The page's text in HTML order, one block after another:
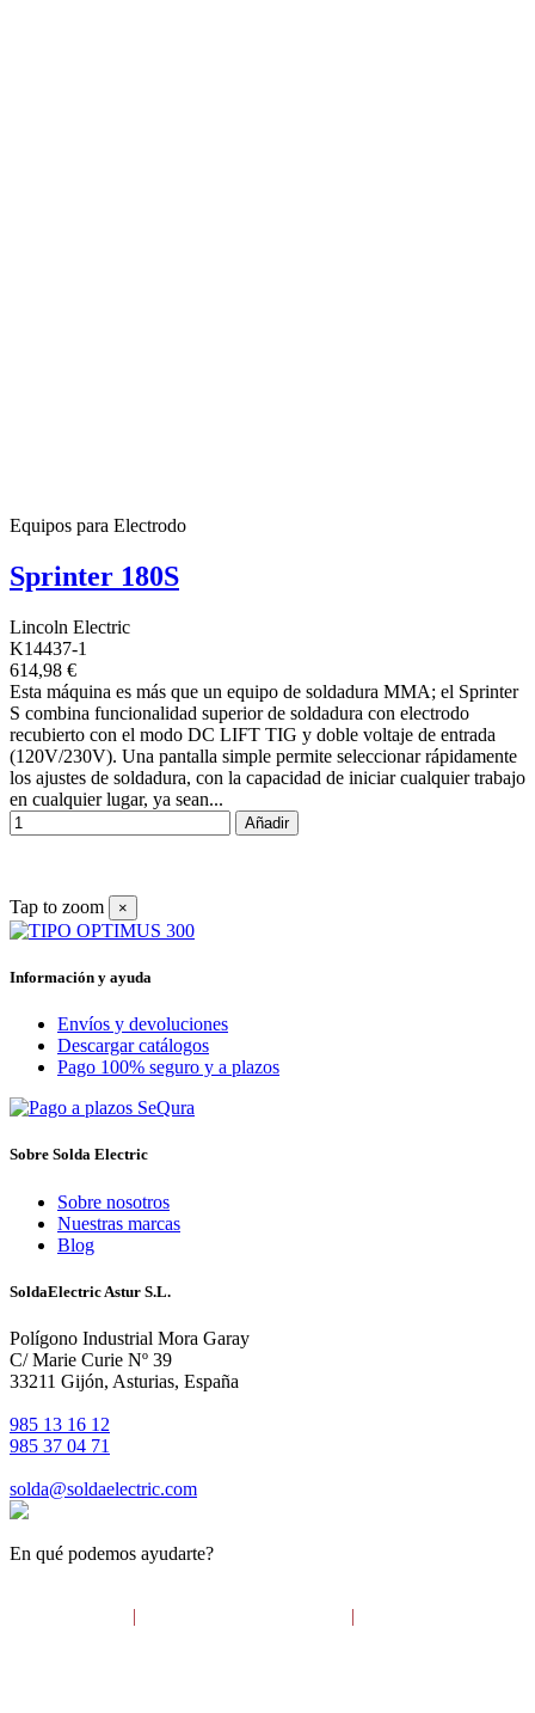
Equipos para Electrodo
Sprinter 180S
Lincoln Electric
K14437-1
614,98 €
Esta máquina es más que un equipo de soldadura MMA; el Sprinter
S combina funcionalidad superior de soldadura con electrodo
recubierto con el modo DC LIFT TIG y doble voltaje de entrada
(120V/230V). Una pantalla simple permite seleccionar rápidamente
los ajustes de soldadura, con la capacidad de iniciar cualquier trabajo
en cualquier lugar, ya sean...
Añadir
Tap to zoom ×
Información y ayuda
Envíos y devoluciones
Descargar catálogos
Pago 100% seguro y a plazos
Sobre Solda Electric
Sobre nosotros
Nuestras marcas
Blog
SoldaElectric Astur S.L.
Polígono Industrial Mora Garay
C/ Marie Curie Nº 39
33211 Gijón, Asturias, España
985 13 16 12
985 37 04 71
solda@soldaelectric.com
En qué podemos ayudarte?
| |